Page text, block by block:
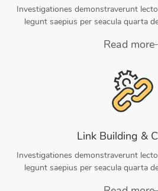
Investigationes demonstraverunt
legunt saepius per seacula quarta
Read more
Link Building &
Investigationes demonstraverunt
legunt saepius per seacula quarta